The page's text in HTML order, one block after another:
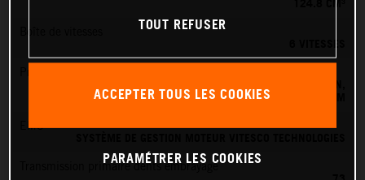
SYSTÈME D'INJECTION ÉLECTRONIQUE DE CARBURANT KEIHIN,
BOÎTIER PAPILLON 39 MM
EMS
Transmission primaire dents embrayage
TOUT REFUSER
ACCEPTER TOUS LES COOKIES
PARAMÉTRER LES COOKIES